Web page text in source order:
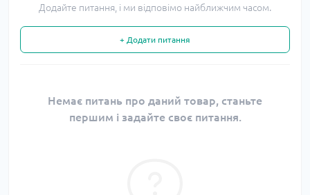
Додайте питання, і ми відповімо найближчим часом.
+ Додати питання
Немає питань про даний товар, станьте
першим і задайте своє питання.